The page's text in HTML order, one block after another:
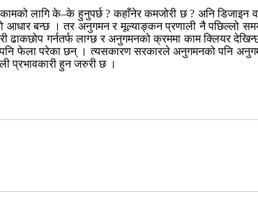
लागि के–के हुनुपर्छ ? कहाँनेर कमजोरी छ ? अनि डिजाइन
बन्छ । तर अनुगमन र मूल्याङ्कन प्रणाली नै पछिल्लो
ढाकछोप गर्नतर्फ लाग्छ र अनुगमनको क्रममा काम क्लियर
पनि फेला परेका छन् । त्यसकारण सरकारले अनुगमनको पनि
प्रभावकारी हुन जरुरी छ ।